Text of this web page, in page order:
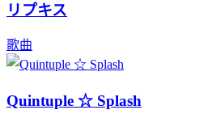
リプキス
歌曲
Quintuple ☆ Splash